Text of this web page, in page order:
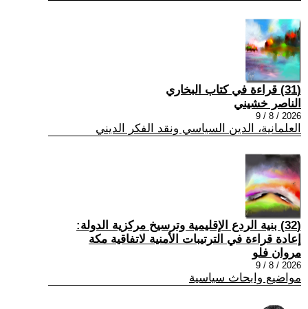
(31) قراءة في كتاب البخاري
الناصر خشيني
2026 / 8 / 9
العلمانية، الدين السياسي ونقد الفكر الديني
(32) بنية الردع الإقليمية وترسيخ مركزية الدولة:
إعادة قراءة في الترتيبات الأمنية لاتفاقية مكة
مروان فلو
2026 / 8 / 9
مواضيع وابحاث سياسية